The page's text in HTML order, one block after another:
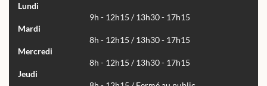
Lundi
9h - 12h15 / 13h30 - 17h15
Mardi
8h - 12h15 / 13h30 - 17h15
Mercredi
8h - 12h15 / 13h30 - 17h15
Jeudi